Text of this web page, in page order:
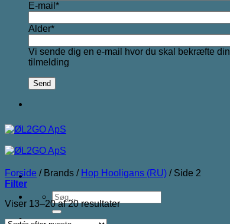
E-mail*
Alder*
Vi sende dig en e-mail hvor du skal bekræfte din
tilmelding
Søg
efter:
Forside /Brands / Hop Hooligans (RU) /Side 2
Filter
Viser 13–20 af 20 resultaterSorteret